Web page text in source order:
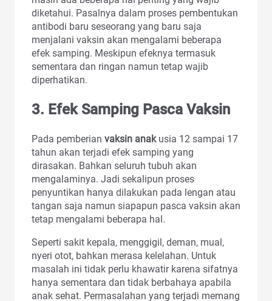
diketahui. Pasalnya dalam proses pembentukan
antibodi baru seseorang yang baru saja
menjalani vaksin akan mengalami beberapa
efek samping. Meskipun efeknya termasuk
sementara dan ringan namun tetap wajib
diperhatikan.
3. Efek Samping Pasca Vaksin
Pada pemberian vaksin anakusia 12 sampai 17
tahun akan terjadi efek samping yang
dirasakan. Bahkan seluruh tubuh akan
mengalaminya. Jadi sekalipun proses
penyuntikan hanya dilakukan pada lengan atau
tangan saja namun siapapun pasca vaksin akan
tetap mengalami beberapa hal.
Seperti sakit kepala, menggigil, deman, mual,
nyeri otot, bahkan merasa kelelahan. Untuk
masalah ini tidak perlu khawatir karena sifatnya
hanya sementara dan tidak berbahaya apabila
anak sehat. Permasalahan yang terjadi memang